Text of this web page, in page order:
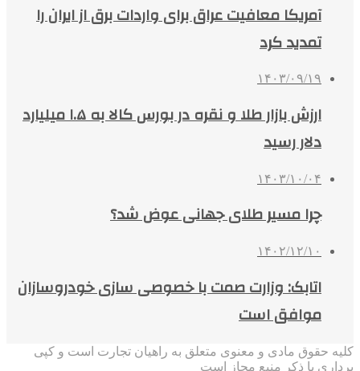
آمریکا معافیت عراق برای واردات برق از ایران را
تمدید کرد
۱۴۰۳/۰۹/۱۹
ارزش بازار طلا و نقره در بورس کالا به ۱.۵ میلیارد
دلار رسید
۱۴۰۳/۱۰/۰۴
چرا مسیر طلای جهانی عوض شد؟
۱۴۰۲/۱۲/۱۰
اتابک: وزارت صمت با خصوصی سازی خودروسازان
موافق است
کلیه حقوق مادی و معنوی متعلق به راهیان تجارت است و کپی
برداری با ذکر منبع مجاز است